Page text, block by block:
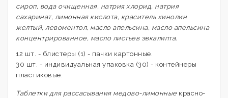
сироп, вода очищенная, натрия хлорид, натрия
сахаринат, лимонная кислота, краситель хинолин
желтый, левоментол, масло апельсина, масло апельсина
концентрированное, масло листьев эвкалипта.
12 шт. - блистеры (1) - пачки картонные.
30 шт. - индивидуальная упаковка (30) - контейнеры
пластиковые.
Таблетки для рассасывания медово-лимонныекрасно-